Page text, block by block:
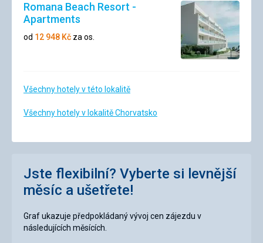
Romana Beach Resort -
Apartments
od 12 948 Kč za os.
Všechny hotely v této lokalitě
Všechny hotely v lokalitě Chorvatsko
Jste flexibilní? Vyberte si levnější
měsíc a ušetřete!
Graf ukazuje předpokládaný vývoj cen zájezdu v
následujících měsících.